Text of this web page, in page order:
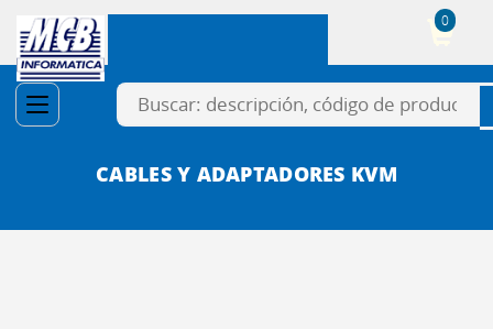
0
CABLES Y ADAPTADORES KVM